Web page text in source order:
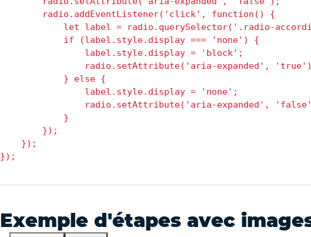
        radio.addEventListener('click', function() {
let label = radio.querySelector('.radio-
            if (label.style.display === 'none') {
                label.style.display = 'block';
radio.setAttribute('aria-expanded',
            } else {
                label.style.display = 'none';
radio.setAttribute('aria-expanded',
            }
        });
    });
Exemple d'étapes avec